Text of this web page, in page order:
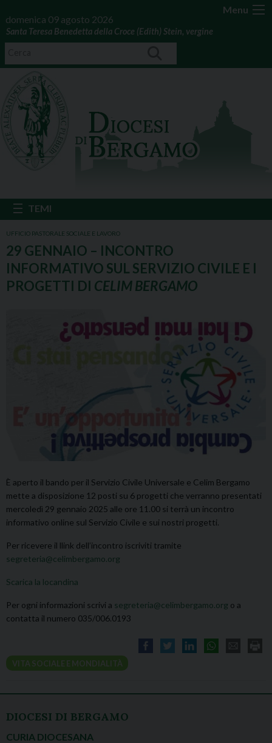
Menu
domenica 09 agosto 2026
Santa Teresa Benedetta della Croce (Edith) Stein, vergine
UFFICIO PASTORALE SOCIALE E LAVORO
29 GENNAIO – INCONTRO
INFORMATIVO SUL SERVIZIO CIVILE E I
PROGETTI DI CELIM BERGAMO
È aperto il bando per il Servizio Civile Universale e Celim Bergamo
mette a disposizione 12 posti su 6 progetti che verranno presentati
mercoledì 29 gennaio 2025 alle ore 11.00 si terrà un incontro
informativo online sul Servizio Civile e sui nostri progetti.
Per ricevere il llink dell’incontro iscriviti tramite
segreteria@celimbergamo.org
Scarica la locandina
Per ogni informazioni scrivi a segreteria@celimbergamo.org o a
contatta il numero 035/006.0193
VITA SOCIALE E MONDIALITÀ
DIOCESI DI BERGAMO
CURIA DIOCESANA